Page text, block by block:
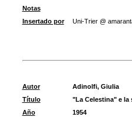
Notas
Insertado por
Uni-Trier @
Autor
Adinolfi, Giulia
Título
"La Celestina" e
Año
1954